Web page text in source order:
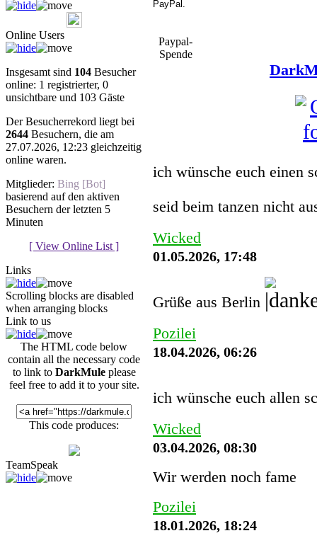
Online Users
Insgesamt sind 104 Besucher
online: 1 registrierter, 0
unsichtbare und 103 Gäste
Der Besucherrekord liegt bei
2644 Besuchern, die am
27.07.2026, 12:23 gleichzeitig
online waren.
Mitglieder: Bing [Bot]
basierend auf den aktiven
Besuchern der letzten 5
Minuten
[ View Online List ]
Links
Scrolling blocks are disabled
when arranging blocks
Link to us
The HTML code below
contain all the necessary code
to link to DarkMuleplease
feel free to add it to your site.
This code produces:
TeamSpeak
Paypal-
Spende
ich wünsche euch einen
seid beim tanzen nicht
Wicked
01.05.2026, 17:48
Grüße aus Berlin
Pozilei
18.04.2026, 06:26
ich wünsche euch allen
Wicked
03.04.2026, 08:30
Wir werden noch fame
Pozilei
18.01.2026, 18:24